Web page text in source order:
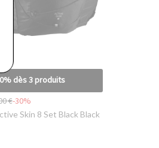
dès 3 produits
€-30%
Skin 8 Set Black Black